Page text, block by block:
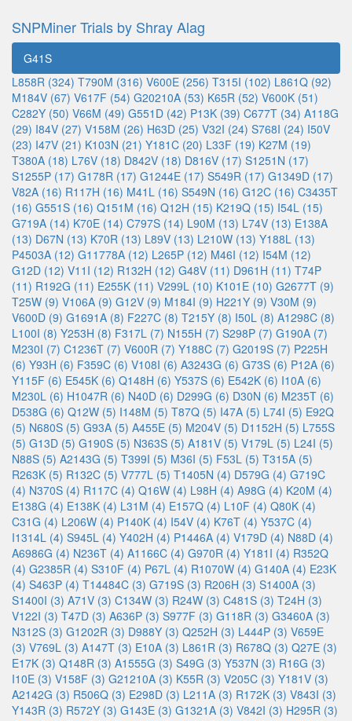
SNPMiner Trials by Shray Alag
G41S
L858R (324) T790M (316) V600E (256) T315I (102) L861Q (92)
M184V (67) V617F (54) G20210A (53) K65R (52) V600K (51)
C282Y (50) V66M (49) G551D (42) P13K (39) C677T (34) A118G
(29) I84V (27) V158M (26) H63D (25) V32I (24) S768I (24) I50V
(23) I47V (21) K103N (21) Y181C (20) L33F (19) K27M (19)
T380A (18) L76V (18) D842V (18) D816V (17) S1251N (17)
S1255P (17) G178R (17) G1244E (17) S549R (17) G1349D (17)
V82A (16) R117H (16) M41L (16) S549N (16) G12C (16) C3435T
(16) G551S (16) Q151M (16) Q12H (15) K219Q (15) I54L (15)
G719A (14) K70E (14) C797S (14) L90M (13) L74V (13) E138A
(13) D67N (13) K70R (13) L89V (13) L210W (13) Y188L (13)
P4503A (12) G11778A (12) L265P (12) M46I (12) I54M (12)
G12D (12) V11I (12) R132H (12) G48V (11) D961H (11) T74P
(11) R192G (11) E255K (11) V299L (10) K101E (10) G2677T (9)
T25W (9) V106A (9) G12V (9) M184I (9) H221Y (9) V30M (9)
V600D (9) G1691A (8) F227C (8) T215Y (8) I50L (8) A1298C (8)
L100I (8) Y253H (8) F317L (7) N155H (7) S298P (7) G190A (7)
M230I (7) C1236T (7) V600R (7) Y188C (7) G2019S (7) P225H
(6) Y93H (6) F359C (6) V108I (6) A3243G (6) G73S (6) P12A (6)
Y115F (6) E545K (6) Q148H (6) Y537S (6) E542K (6) I10A (6)
M230L (6) H1047R (6) N40D (6) D299G (6) D30N (6) M235T (6)
D538G (6) Q12W (5) I148M (5) T87Q (5) I47A (5) L74I (5) E92Q
(5) N680S (5) G93A (5) A455E (5) M204V (5) D1152H (5) L755S
(5) G13D (5) G190S (5) N363S (5) A181V (5) V179L (5) L24I (5)
N88S (5) A2143G (5) T399I (5) M36I (5) F53L (5) T315A (5)
R263K (5) R132C (5) V777L (5) T1405N (4) D579G (4) G719C
(4) N370S (4) R117C (4) Q16W (4) L98H (4) A98G (4) K20M (4)
E138G (4) E138K (4) L31M (4) E157Q (4) L10F (4) Q80K (4)
C31G (4) L206W (4) P140K (4) I54V (4) K76T (4) Y537C (4)
I1314L (4) S945L (4) Y402H (4) P1446A (4) V179D (4) N88D (4)
A6986G (4) N236T (4) A1166C (4) G970R (4) Y181I (4) R352Q
(4) G2385R (4) S310F (4) P67L (4) R1070W (4) G140A (4) E23K
(4) S463P (4) T14484C (3) G719S (3) R206H (3) S1400A (3)
S1400I (3) A71V (3) C134W (3) R24W (3) C481S (3) T24H (3)
V122I (3) T47D (3) A636P (3) S977F (3) G118R (3) G3460A (3)
N312S (3) G1202R (3) D988Y (3) Q252H (3) L444P (3) V659E
(3) V769L (3) A147T (3) E10A (3) L861R (3) R678Q (3) Q27E (3)
E17K (3) Q148R (3) A1555G (3) S49G (3) Y537N (3) R16G (3)
I10E (3) V158F (3) G21210A (3) K55R (3) V205C (3) Y181V (3)
A2142G (3) R506Q (3) E298D (3) L211A (3) R172K (3) V843I (3)
Y143R (3) R572Y (3) G143E (3) G1321A (3) V842I (3) H295R (3)